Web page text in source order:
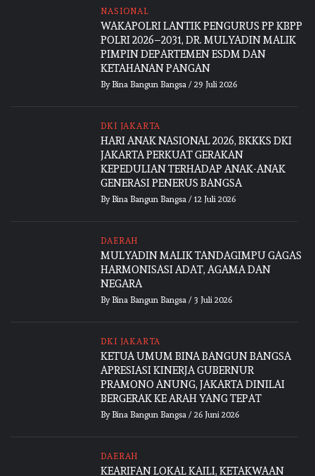
NASIONAL
WAKAPOLRI LANTIK PENGURUS PP KBPP
POLRI 2026–2031, DR. MULYADIN MALIK
PIMPIN DEPARTEMEN ESDM DAN
KETAHANAN PANGAN
By Bina Bangun Bangsa/ 29 Juli 2026
DKI JAKARTA
HARI ANAK NASIONAL 2026, BKKKS DKI
JAKARTA PERKUAT GERAKAN
KEPEDULIAN TERHADAP ANAK-ANAK
GENERASI PENERUS BANGSA
By Bina Bangun Bangsa/ 12 Juli 2026
DAERAH
MULYADIN MALIK TANDAGIMPU GAGAS
HARMONISASI ADAT, AGAMA DAN
NEGARA
By Bina Bangun Bangsa/ 3 Juli 2026
DKI JAKARTA
KETUA UMUM BINA BANGUN BANGSA
APRESIASI KINERJA GUBERNUR
PRAMONO ANUNG, JAKARTA DINILAI
BERGERAK KE ARAH YANG TEPAT
By Bina Bangun Bangsa/ 26 Juni 2026
DAERAH
KEARIFAN LOKAL KAILI, KETAKWAAN